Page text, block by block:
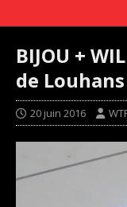
BIJOU +
de
20 juin 2016